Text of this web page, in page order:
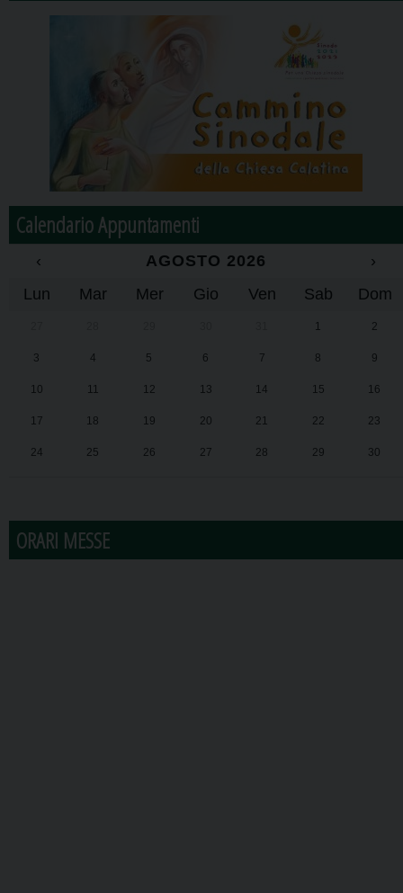
Calendario Appuntamenti
‹ AGOSTO 2026
›
Lun
Mar Mer Gio Ven Sab Dom
1 2
3 4 5 6 7 8 9
10 11 12 13 14 15 16
17 18 19 20 21 22 23
24 25 26 27 28 29 30
ORARI MESSE